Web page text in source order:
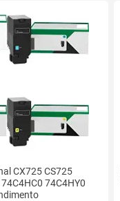
CX725 CS725
74C4HY0